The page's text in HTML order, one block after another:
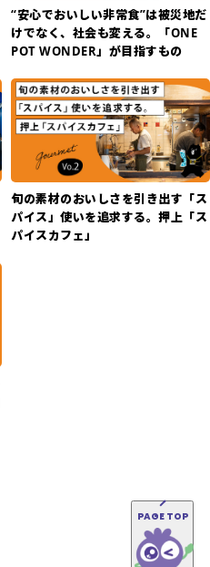
“安心でおいしい非常食”は被災地だ
けでなく、社会も変える。「ONE
POT WONDER」が目指すもの
旬の素材のおいしさを引き出す「ス
パイス」使いを追求する。押上「ス
パイスカフェ」
PAGE TOP